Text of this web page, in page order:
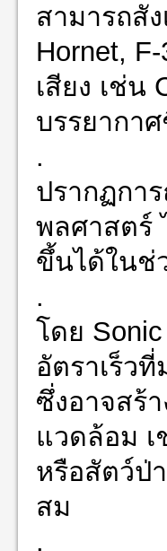
สามารถสั
Hornet,
เสียง เช่น
บรรยากา
.
ปรากฏกา
พลศาสตร์
ขึ้นได้ในช่
.
โดย
อัตราเร็ว
ซึ่งอาจสร้
แวดล้อม
หรือสัตว์ป่
สม
.